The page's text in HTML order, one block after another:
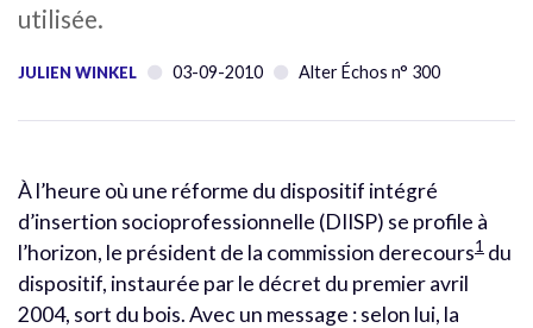
utilisée.
JULIEN WINKEL 03-09-2010 Alter Échos n° 300
À l’heure où une réforme du dispositif intégré
d’insertion socioprofessionnelle (DIISP) se profile à
l’horizon, le président de la commission derecours1 du
dispositif, instaurée par le décret du premier avril
2004, sort du bois. Avec un message : selon lui, la